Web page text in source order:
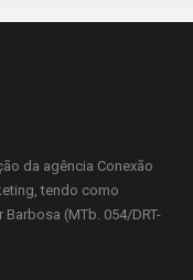
da agência Conexão
tendo como
(MTb. 054/DRT-